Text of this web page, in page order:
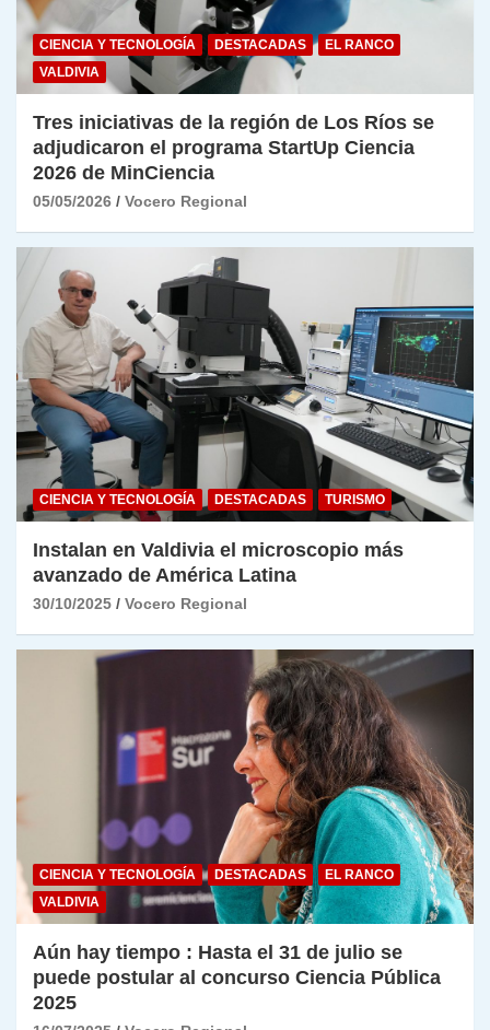
CIENCIA Y TECNOLOGÍA DESTACADAS
EL RANCO
VALDIVIA
Tres iniciativas de la región de Los Ríos se
adjudicaron el programa StartUp Ciencia
2026 de MinCiencia
05/05/2026 Vocero Regional
CIENCIA Y TECNOLOGÍA DESTACADAS TURISMO
Instalan en Valdivia el microscopio más
avanzado de América Latina
30/10/2025 Vocero Regional
CIENCIA Y TECNOLOGÍA DESTACADAS
EL RANCO
VALDIVIA
Aún hay tiempo : Hasta el 31 de julio se
puede postular al concurso Ciencia Pública
2025